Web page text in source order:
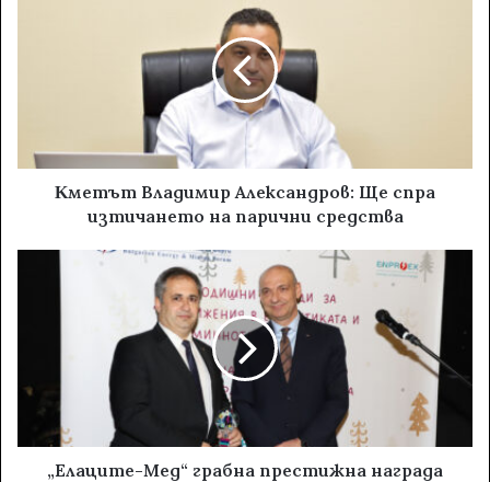
Κметът Владимир Александров: Ще спра
изтичането на парични средства
„Eлaцитe-Meд“ грабна престижна награда